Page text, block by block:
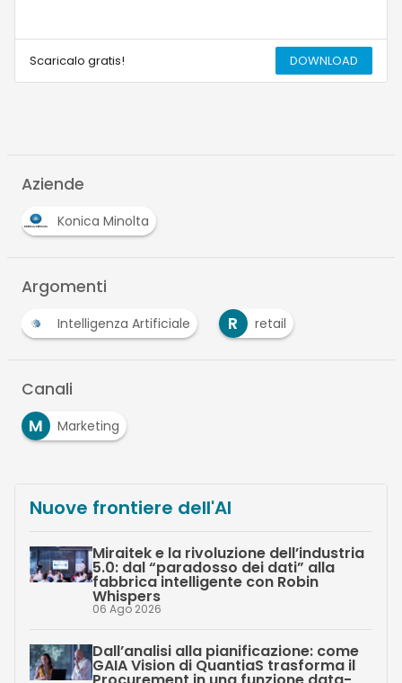
Scaricalo gratis! DOWNLOAD
Aziende
Konica Minolta
Argomenti
Intelligenza Artificiale R retail
Canali
M
Marketing
Nuove frontiere dell'AI
Miraitek e la rivoluzione dell’industria
5.0: dal “paradosso dei dati” alla
fabbrica intelligente con Robin
Whispers
06 Ago 2026
Dall’analisi alla pianificazione: come
GAIA Vision di QuantiaS trasforma il